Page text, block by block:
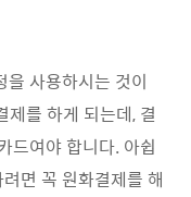
사용하시는 것이
제를 하게 되는데, 결
드여야 합니다. 아쉽
면 꼭 원화결제를 해